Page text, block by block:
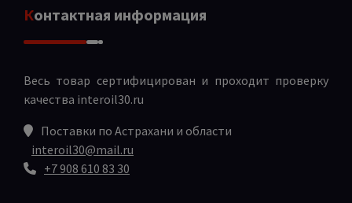
Контактная информация
Весь товар сертифицирован и проходит проверку
качества interoil30.ru
Поставки по Астрахани и области
interoil30@mail.ru
+7 908 610 83 30